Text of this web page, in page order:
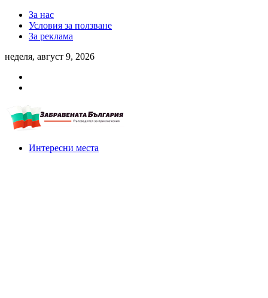
За нас
Условия за ползване
За реклама
неделя, август 9, 2026
Интересни места